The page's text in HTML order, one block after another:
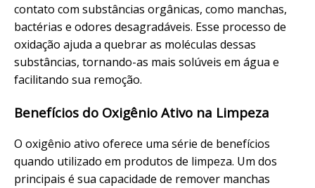
contato com substâncias orgânicas, como manchas,
bactérias e odores desagradáveis. Esse processo de
oxidação ajuda a quebrar as moléculas dessas
substâncias, tornando-as mais solúveis em água e
facilitando sua remoção.
Benefícios do Oxigênio Ativo na Limpeza
O oxigênio ativo oferece uma série de benefícios
quando utilizado em produtos de limpeza. Um dos
principais é sua capacidade de remover manchas